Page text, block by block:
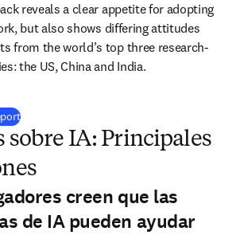
reveals a clear appetite for adopting
but also shows differing attitudes
from the world’s top three research-
the US, China and India.
(
sobre IA: Principales
creen que las
de IA pueden ayudar